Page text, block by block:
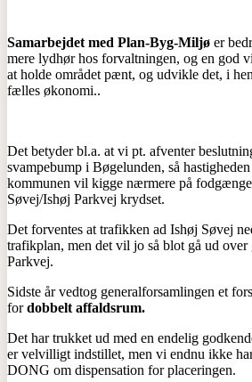
Samarbejdet med Plan-Byg-Miljø er
mere lydhør hos forvaltningen, og en god
at holde området pænt, og udvikle det, i
fælles økonomi..
Det betyder bl.a. at vi pt. afventer
svampebump i Bøgelunden, så
kommunen vil kigge nærmere på
Søvej/Ishøj Parkvej krydset.
Det forventes at trafikken ad Ishøj Søvej
trafikplan, men det vil jo så blot gå ud over
Parkvej.
Sidste år vedtog generalforsamlingen et
fordobbelt affaldsrum.
Det har trukket ud med en endelig
er velvilligt indstillet, men vi endnu ikke
DONG om dispensation for placeringen.